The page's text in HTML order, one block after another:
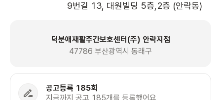
9번길 13, 대원빌딩 5층,2층 (안락동)
덕분애재활주간보호센터(주) 안락지점
47786 부산광역시 동래구
공고등록 185회
지금까지 공고 185개를 등록했어요